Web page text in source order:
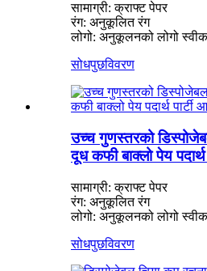
सामाग्री: क्राफ्ट पेपर
रंग: अनुकूलित रंग
लोगो: अनुकूलनको लोगो
सोधपुछविवरण
उच्च गुणस्तरको
दूध कफी बाक्लो पेय पदार्थ
सामाग्री: क्राफ्ट पेपर
रंग: अनुकूलित रंग
लोगो: अनुकूलनको लोगो
सोधपुछविवरण